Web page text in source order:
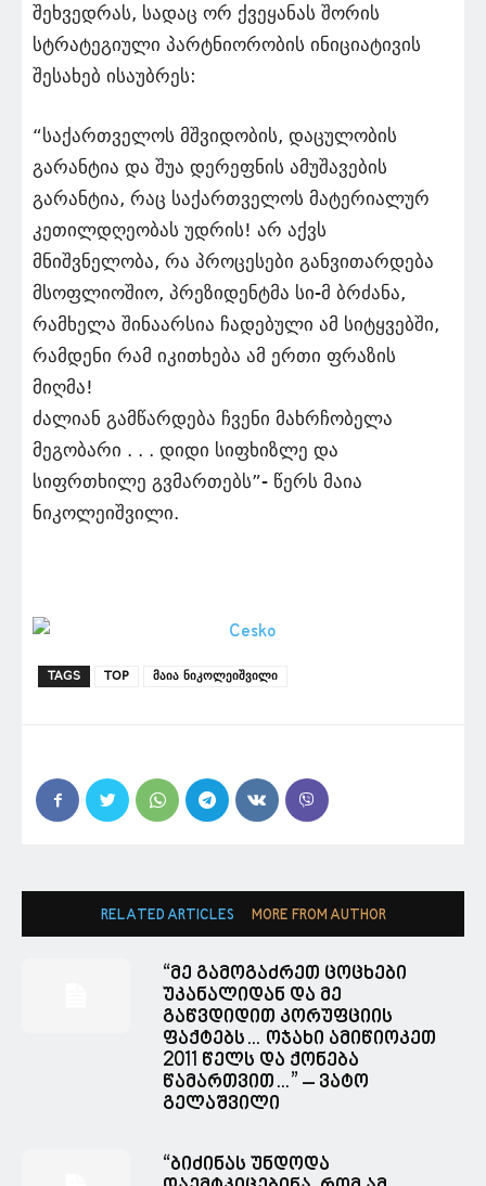
შეხვედრას, სადაც ორ ქვეყანას შორის
სტრატეგიული პარტნიორობის ინიციატივის
შესახებ ისაუბრეს:
“საქართველოს მშვიდობის, დაცულობის
გარანტია და შუა დერეფნის ამუშავების
გარანტია, რაც საქართველოს მატერიალურ
კეთილდღეობას უდრის! არ აქვს
მნიშვნელობა, რა პროცესები განვითარდება
მსოფლიოშიო, პრეზიდენტმა სი-მ ბრძანა,
რამხელა შინაარსია ჩადებული ამ სიტყვებში,
რამდენი რამ იკითხება ამ ერთი ფრაზის
მიღმა!
ძალიან გამწარდება ჩვენი მახრჩობელა
მეგობარი . . . დიდი სიფხიზლე და
სიფრთხილე გვმართებს”- წერს მაია
ნიკოლეიშვილი.
TAGS TOP მაია ნიკოლეიშვილი
RELATED ARTICLES MORE FROM AUTHOR
“მე გამოგაძრეთ ცოცხები
უკანალიდან და მე
გაწვდიდით კორუფციის
ფაქტებს… ოჯახი ამიწიოკეთ
2011 წელს და ქონება
წამართვით…” – ვატო
გელაშვილი
“ბიძინას უნდოდა